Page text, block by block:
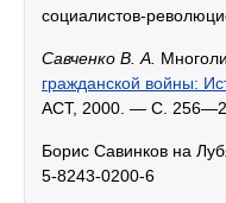
социалистов-
Савченко В. А.
гражданской войны:
ACT, 2000. — С.
Борис Савинков на
5-8243-0200-6